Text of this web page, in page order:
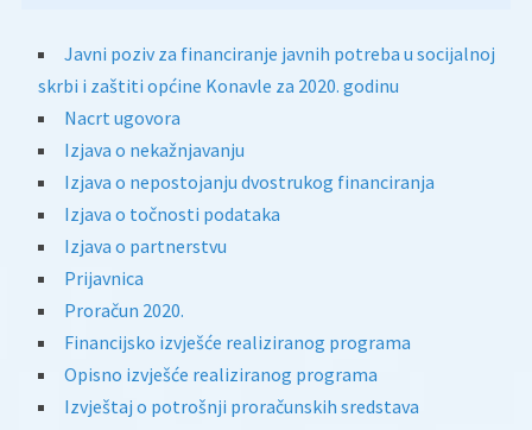
Javni poziv za financiranje javnih potreba u socijalnoj
skrbi i zaštiti općine Konavle za 2020. godinu
Nacrt ugovora
Izjava o nekažnjavanju
Izjava o nepostojanju dvostrukog financiranja
Izjava o točnosti podataka
Izjava o partnerstvu
Prijavnica
Proračun 2020.
Financijsko izvješće realiziranog programa
Opisno izvješće realiziranog programa
Izvještaj o potrošnji proračunskih sredstava